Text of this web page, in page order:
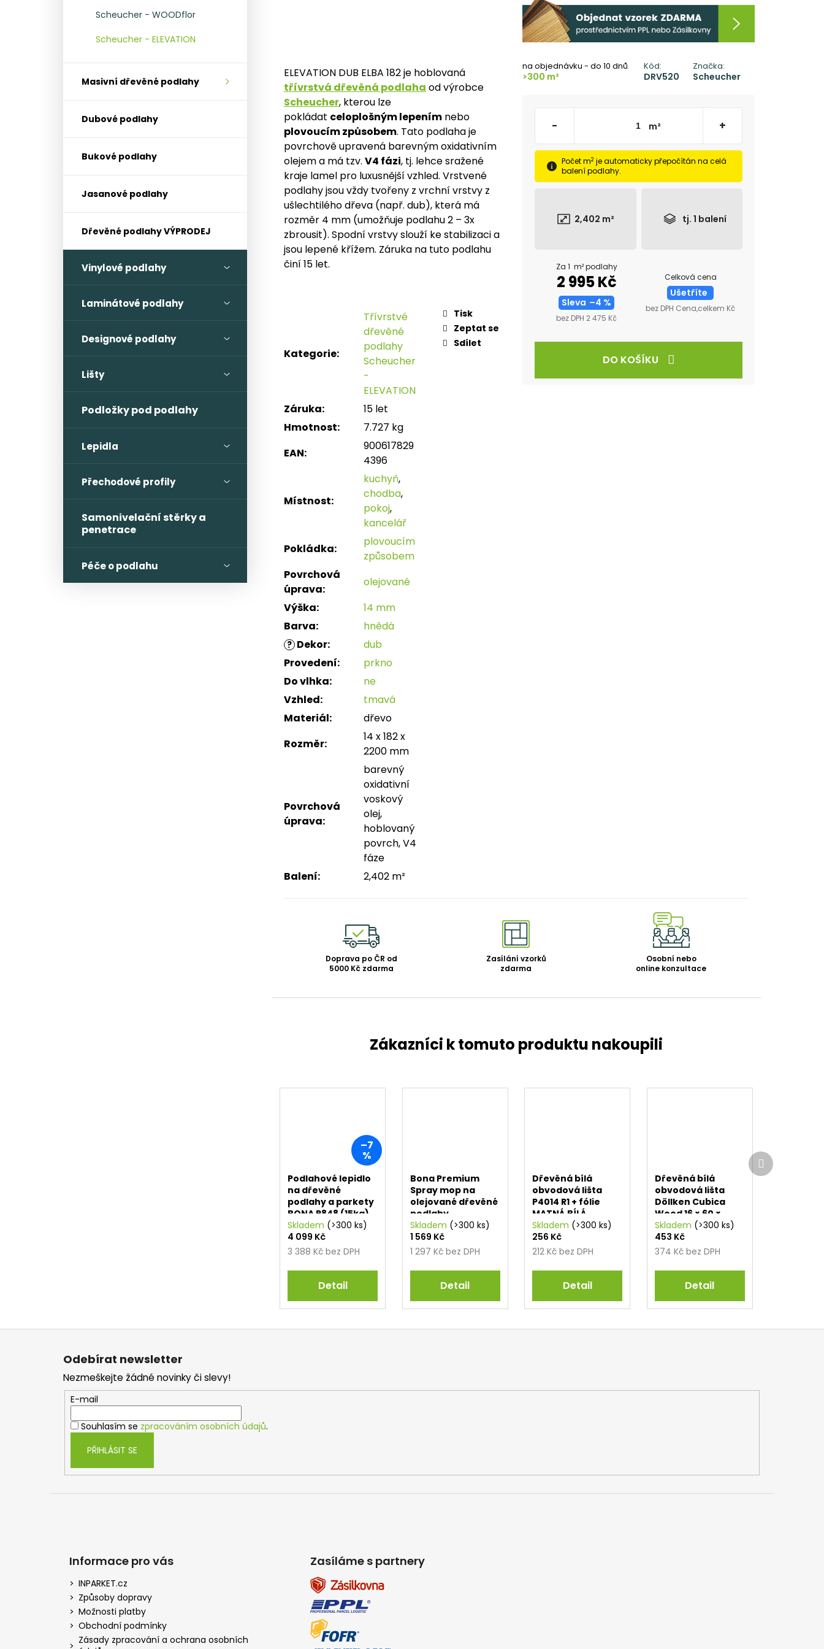
Scheucher - WOODflor
Scheucher - ELEVATION
Masivní dřevěné podlahy
Dubové podlahy
Bukové podlahy
Jasanové podlahy
Dřevěné podlahy VÝPRODEJ
Vinylové podlahy
Laminátové podlahy
Designové podlahy
Lišty
Podložky pod podlahy
Lepidla
Přechodové profily
Samonivelační stěrky a
penetrace
Péče o podlahu
na objednávku - do 10 dnů
>300 m²
Kód:
DRV520
Značka:
Scheucher
- m² +
Počet m2 je automaticky přepočítán na celá
balení podlahy.
2,402 m² tj. 1 balení
Za 1 m² podlahy
2 995 Kč
Sleva –4 %
bez DPH 2 475 Kč
Celková cena
Ušetříte
bez DPH Cena,celkem Kč
DO KOŠÍKU
ELEVATION DUB ELBA 182 je hoblovaná
třívrstvá dřevěná podlaha od výrobce
Scheucher, kterou lze
pokládat celoplošným lepením nebo
plovoucím způsobem. Tato podlaha je
povrchově upravená barevným oxidativním
olejem a má tzv. V4 fázi, tj. lehce sražené
kraje lamel pro luxusnější vzhled. Vrstvené
podlahy jsou vždy tvořeny z vrchní vrstvy z
ušlechtilého dřeva (např. dub), která má
rozměr 4 mm (umožňuje podlahu 2 – 3x
zbrousit). Spodní vrstvy slouží ke stabilizaci a
jsou lepené křížem. Záruka na tuto podlahu
činí 15 let.
Kategorie:
Třívrstvé
dřevěné
podlahy
Scheucher
-
ELEVATION
Záruka:
15 let
Hmotnost:
7.727 kg
EAN:
900617829
4396
Místnost:
kuchyň,
chodba,
pokoj,
kancelář
Pokládka:
plovoucím
způsobem
Povrchová
úprava:
olejované
Výška:
14 mm
Barva: hnědá
? Dekor:
dub
Provedení:
prkno
Do vlhka:
ne
Vzhled:
tmavá
Materiál:
dřevo
Rozměr:
14 x 182 x
2200 mm
Povrchová
úprava:
barevný
oxidativní
voskový
olej,
hoblovaný
povrch, V4
fáze
Balení: 2,402 m²
Tisk
Zeptat se
Sdílet
Doprava po ČR od
5000 Kč zdarma
Zasílání vzorků
zdarma
Osobní nebo
online konzultace
–7
%
Podlahové lepidlo
na dřevěné
podlahy a parkety
BONA R848 (15kg)
Skladem (>300 ks)
3 388 Kč bez DPH
4 099 Kč
Detail
Bona Premium
Spray mop na
olejované dřevěné
podlahy
Skladem (>300 ks)
1 297 Kč bez DPH
1 569 Kč
Detail
Dřevěná bílá
obvodová lišta
P4014 R1 + fólie
MATNÁ BÍLÁ
RAL9010
Skladem (>300 ks)
212 Kč bez DPH
256 Kč
Detail
Dřevěná bílá
obvodová lišta
Döllken Cubica
Wood 16 × 60 ×
2400 mm, masiv
Skladem (>300 ks)
374 Kč bez DPH
453 Kč
Detail
Další
produkt
Odebírat newsletter
Nezmeškejte žádné novinky či slevy!
E-mail
Souhlasím se zpracováním osobních údajů.
PŘIHLÁSIT SE
Informace pro vás
INPARKET.cz
Způsoby dopravy
Možnosti platby
Obchodní podmínky
Zásady zpracování a ochrana osobních
Zasíláme s partnery